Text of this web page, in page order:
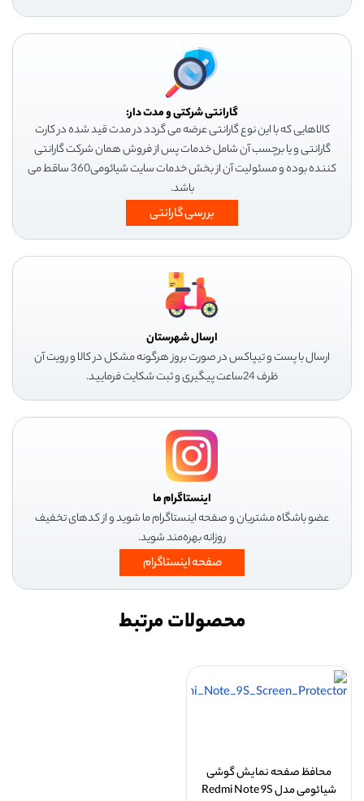
گارانتی شرکتی و مدت دار:
کالاهایی که با این نوع گارانتی عرضه می گردد در مدت قید شده در کارت
گارانتی و یا برچسب آن شامل خدمات پس از فروش همان شرکت گارانتی
کننده بوده و مسئولیت آن از بخش خدمات سایت شیائومی360 ساقط می
باشد.
بررسی گارانتی
ارسال شهرستان
ارسال با پست و تیپاکس در صورت بروز هرگونه مشکل در کالا و رویت آن
ظرف 24ساعت پیگیری و ثبت شکایت فرمایید.
اینستاگرام ما
عضو باشگاه مشتریان و صفحه اینستاگرام ما شوید و از کدهای تخفیف
روزانه بهره‌مند شوید.
صفحه اینستاگرام
محصولات مرتبط
محافظ صفحه نمایش گوشی
شیائومی مدل Redmi Note 9S